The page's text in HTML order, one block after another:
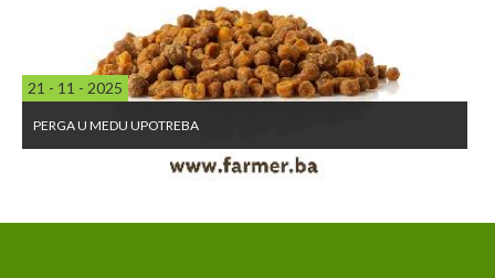
21 - 11 - 2025
PERGA U MEDU UPOTREBA